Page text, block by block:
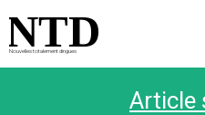
Nouvelles totalement dingues
NTD
Article